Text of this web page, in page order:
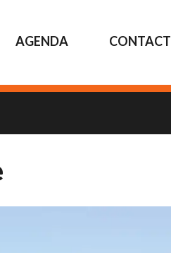
AGENDA CONTACT